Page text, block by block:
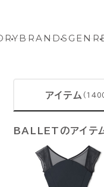
BRANDS
アイテム
BALLETのアイテ